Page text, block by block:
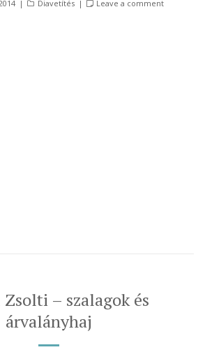
Categories
Diavetítés Leave a comment
– szalagok és
árvalányhaj